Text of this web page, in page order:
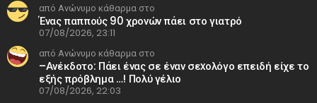
από Ανώνυμο κάθαρμα στο
Ένας παππούς 90 χρονών πάει στο γιατρό
07/08/2026, 23:11
από Ανώνυμο κάθαρμα στο
–Ανέκδοτο: Πάει ένας σε έναν σεxολόγο επειδή είχε το
εξής πρόβλημα …! Πολύ γέλιο
07/08/2026, 22:03